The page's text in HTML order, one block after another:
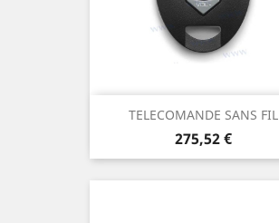
TELECOMANDE SANS FIL
Prix
275,52 €